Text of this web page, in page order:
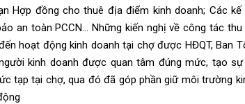
Hợp đồng cho thuê địa điểm kinh doanh; Các
an toàn PCCN… Những kiến nghị về công tác
hoạt động kinh doanh tại chợ được HĐQT, Ban
kinh doanh được quan tâm đúng mức, tạo
tạp tại chợ, qua đó đã góp phần giữ môi trường